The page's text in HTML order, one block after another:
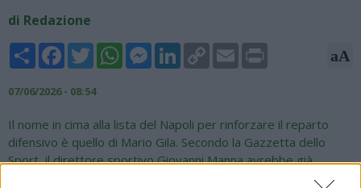
di Redazione
Share FacebookTwitterWhatsAppMessengerLinkedInCopy
Link
Email aA
07/06/2026 - 08:54
Il nome in cima alla lista del Napoli per rinforzare il reparto
difensivo è quello di Mario Gila. Secondo la Gazzetta dello
Sport, il direttore sportivo Giovanni Manna avrebbe già
avviato da tempo i contatti per comprendere i margini di una